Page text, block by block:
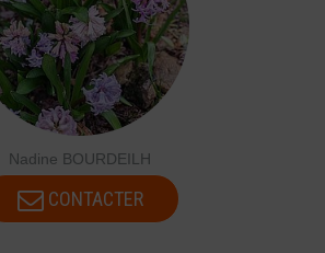
Nadine BOURDEILH
CONTACTER